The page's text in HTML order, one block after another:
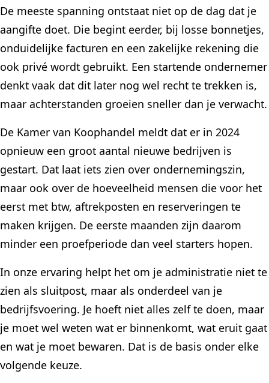
De meeste spanning ontstaat niet op de dag dat je
aangifte doet. Die begint eerder, bij losse bonnetjes,
onduidelijke facturen en een zakelijke rekening die
ook privé wordt gebruikt. Een startende ondernemer
denkt vaak dat dit later nog wel recht te trekken is,
maar achterstanden groeien sneller dan je verwacht.
De Kamer van Koophandel meldt dat er in 2024
opnieuw een groot aantal nieuwe bedrijven is
gestart. Dat laat iets zien over ondernemingszin,
maar ook over de hoeveelheid mensen die voor het
eerst met btw, aftrekposten en reserveringen te
maken krijgen. De eerste maanden zijn daarom
minder een proefperiode dan veel starters hopen.
In onze ervaring helpt het om je administratie niet te
zien als sluitpost, maar als onderdeel van je
bedrijfsvoering. Je hoeft niet alles zelf te doen, maar
je moet wel weten wat er binnenkomt, wat eruit gaat
en wat je moet bewaren. Dat is de basis onder elke
volgende keuze.